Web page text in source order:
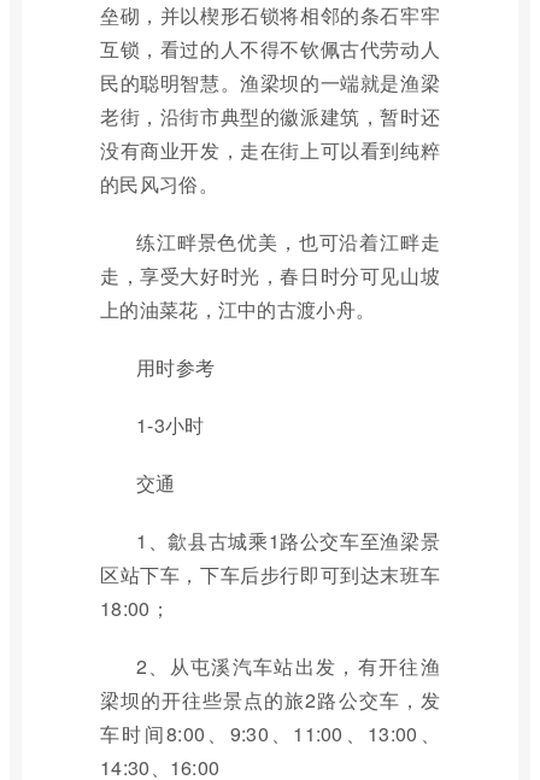
垒砌，并以楔形石锁将相邻的条石牢牢
互锁，看过的人不得不钦佩古代劳动人
民的聪明智慧。渔梁坝的一端就是渔梁
老街，沿街市典型的徽派建筑，暂时还
没有商业开发，走在街上可以看到纯粹
的民风习俗。
练江畔景色优美，也可沿着江畔走
走，享受大好时光，春日时分可见山坡
上的油菜花，江中的古渡小舟。
用时参考
1-3小时
交通
1、歙县古城乘1路公交车至渔梁景
区站下车，下车后步行即可到达末班车
18:00；
2、从屯溪汽车站出发，有开往渔
梁坝的开往些景点的旅2路公交车，发
车时间8:00、9:30、11:00、13:00、
14:30、16:00